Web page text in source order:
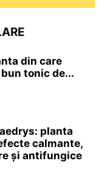
din care
tonic de...
planta
calmante,
și antifungice